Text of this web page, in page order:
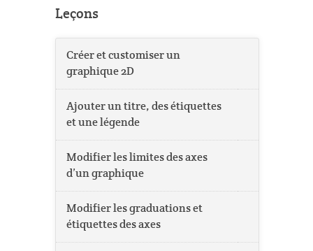
Leçons
Créer et customiser un
graphique 2D
Ajouter un titre, des étiquettes
et une légende
Modifier les limites des axes
d’un graphique
Modifier les graduations et
étiquettes des axes